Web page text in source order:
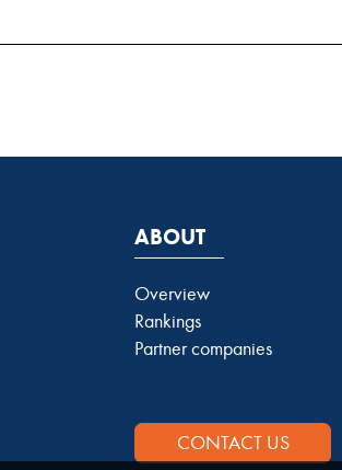
ABOUT
Overview
Rankings
Partner companies
CONTACT US